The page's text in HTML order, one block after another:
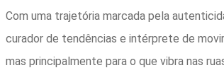
Com uma trajetória marcada pela
curador de tendências e intérprete de
mas principalmente para o que vibra nas